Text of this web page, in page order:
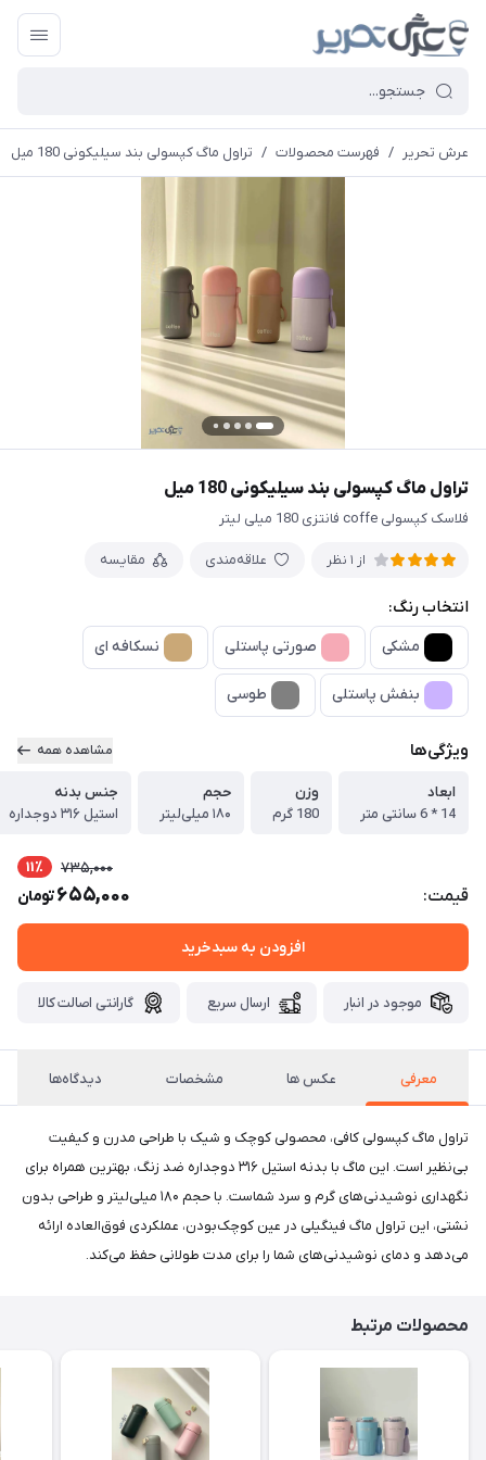
عرش تحریر / فهرست محصولات / تراول ماگ کپسولی بند سیلیکونی 180 میل
تراول ماگ کپسولی بند سیلیکونی 180 میل
فلاسک کپسولی coffe فانتزی 180 میلی لیتر
از 1 نظر علاقه‌مندی مقایسه
انتخاب رنگ:
مشکی صورتی پاستلی نسکافه ای
بنفش پاستلی طوسی
ویژگی‌ها مشاهده همه
ابعاد
14 * 6 سانتی متر
وزن
180 گرم
حجم
۱۸۰ میلی‌لیتر
جنس بدنه
استیل ۳۱۶ دوجداره
قیمت:
735,000 11٪
655,000تومان
افزودن به سبدخرید
موجود در انبار ارسال سریع گارانتی اصالت کالا
معرفی عکس ها مشخصات دیدگاه‌ها
تراول ماگ کپسولی کافی، محصولی کوچک و شیک با طراحی مدرن و کیفیت
بی‌نظیر است. این ماگ با بدنه استیل ۳۱۶ دوجداره ضد زنگ، بهترین همراه برای
نگهداری نوشیدنی‌های گرم و سرد شماست. با حجم ۱۸۰ میلی‌لیتر و طراحی بدون
نشتی، این تراول ماگ فینگیلی در عین کوچک‌بودن، عملکردی فوق‌العاده ارائه
می‌دهد و دمای نوشیدنی‌های شما را برای مدت طولانی حفظ می‌کند.
محصولات مرتبط